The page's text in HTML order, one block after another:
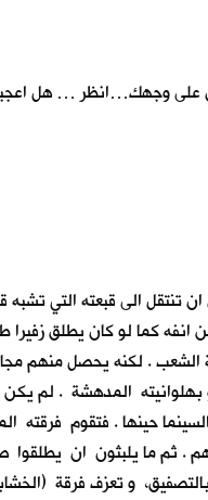
على وجهك…انظر … هل
الى قبعته التي
كما لو كان يطلق زفيرا
الشعب . لكنه يحصل منهم
بهلوانيته المدهشة . لم
حينها . فتقوم
. ثم ما يلبثون ان
و تعزف فرقة